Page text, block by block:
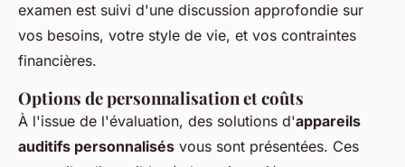
examen est suivi d'une discussion approfondie sur
vos besoins, votre style de vie, et vos contraintes
financières.
Options de personnalisation et coûts
À l'issue de l'évaluation, des solutions d'appareils
auditifs personnalisés vous sont présentées. Ces